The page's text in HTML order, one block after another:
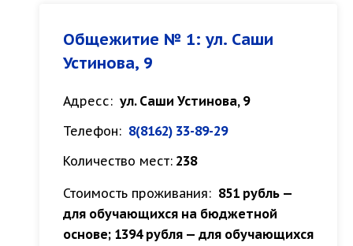
Общежитие № 1: ул. Саши
Устинова, 9
Адресс: ул. Саши Устинова, 9
Телефон: 8(8162) 33-89-29
Количество мест: 238
Стоимость проживания: 851 рубль —
для обучающихся на бюджетной
основе; 1394 рубля — для обучающихся